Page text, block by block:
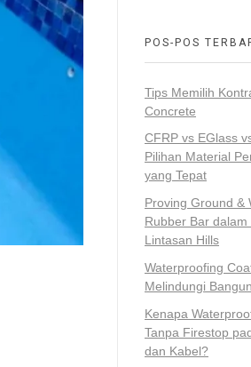
POS-POS
Tips Memilih
Concrete
CFRP vs EGlass
Pilihan Material
yang Tepat
Proving Ground &
Rubber Bar
Lintasan Hills
Waterproofing
Melindungi
Kenapa
Tanpa Firestop
dan Kabel?